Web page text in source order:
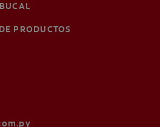
PRODUCTOS